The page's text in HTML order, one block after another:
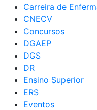
Carreira de
CNECV
Concursos
DGAEP
DGS
DR
Ensino Superior
ERS
Eventos